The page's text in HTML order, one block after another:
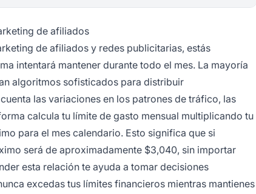
de afiliados
de afiliados y redes publicitarias, estás
intentará mantener durante todo el mes. La mayoría
algoritmos sofisticados para distribuir
las variaciones en los patrones de tráfico, las
calcula tu límite de gasto mensual multiplicando tu
para el mes calendario. Esto significa que si
será de aproximadamente $3,040, sin importar
esta relación te ayuda a tomar decisiones
excedas tus límites financieros mientras mantienes